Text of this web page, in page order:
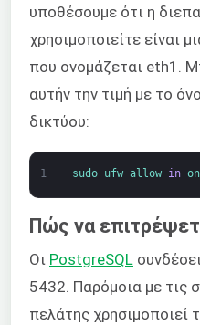
υποθέσουμε ότι η
χρησιμοποιείτε είναι
που ονομάζεται eth1.
αυτήν την τιμή με το
δικτύου:
1 sudo ufw allow in on
Πώς να
Οι PostgreSQL
5432. Παρόμοια με τις
πελάτης